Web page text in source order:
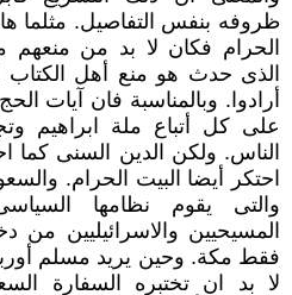
ظروفه بنفس التفاصيل. مثلما
الحرام فكان لا بد من منعهم
الذى حدث هو منع أهل الكتاب
أرادوا. وبالمناسبة فان آيات
على كل أتباع ملة ابراهيم
الناس. ولكن الدين السنى كما
احتكر أيضا البيت الحرام.
والتى يقوم نظامها
المسيحيين والاسرائيليين
فقط مكة. وحين يريد مسلم
لا بد ان تختبره السفارة